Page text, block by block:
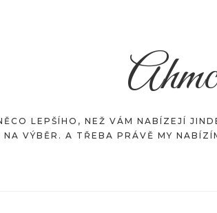
LEPŠÍHO, NEŽ VÁM NABÍZEJÍ
NA VÝBĚR. A TŘEBA PRÁVĚ MY